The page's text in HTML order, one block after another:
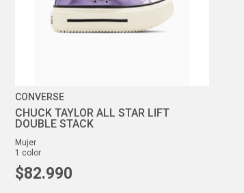
CONVERSE
CHUCK TAYLOR ALL STAR LIFT
DOUBLE STACK
mujer
1 color
$82.990